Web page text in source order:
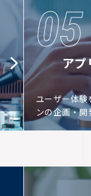
05
アプ
ユーザー体
ンの企画・